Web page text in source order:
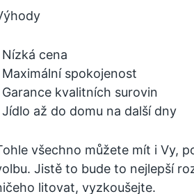
Nízká cena
Maximální spokojenost
Garance kvalitních surovin
Jídlo až do domu na další dny
všechno můžete mít i Vy,
Jistě to bude to nejlepší
litovat, vyzkoušejte.